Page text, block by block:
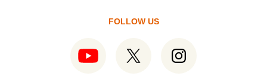
FOLLOW US